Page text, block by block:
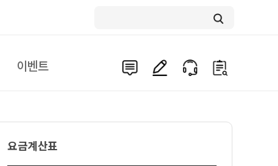
이벤트
요금계산표